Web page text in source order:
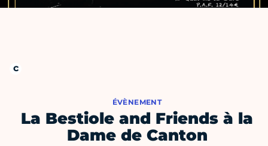
ÉVÈNEMENT
La Bestiole and Friends à la
Dame de Canton